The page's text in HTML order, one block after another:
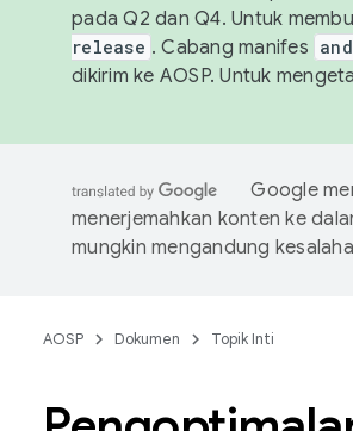
pada Q2 dan Q4. Untuk
release . Cabang manifes
dikirim ke AOSP. Untuk
Google
menerjemahkan konten ke
mungkin mengandung
AOSP Dokumen Topik Inti